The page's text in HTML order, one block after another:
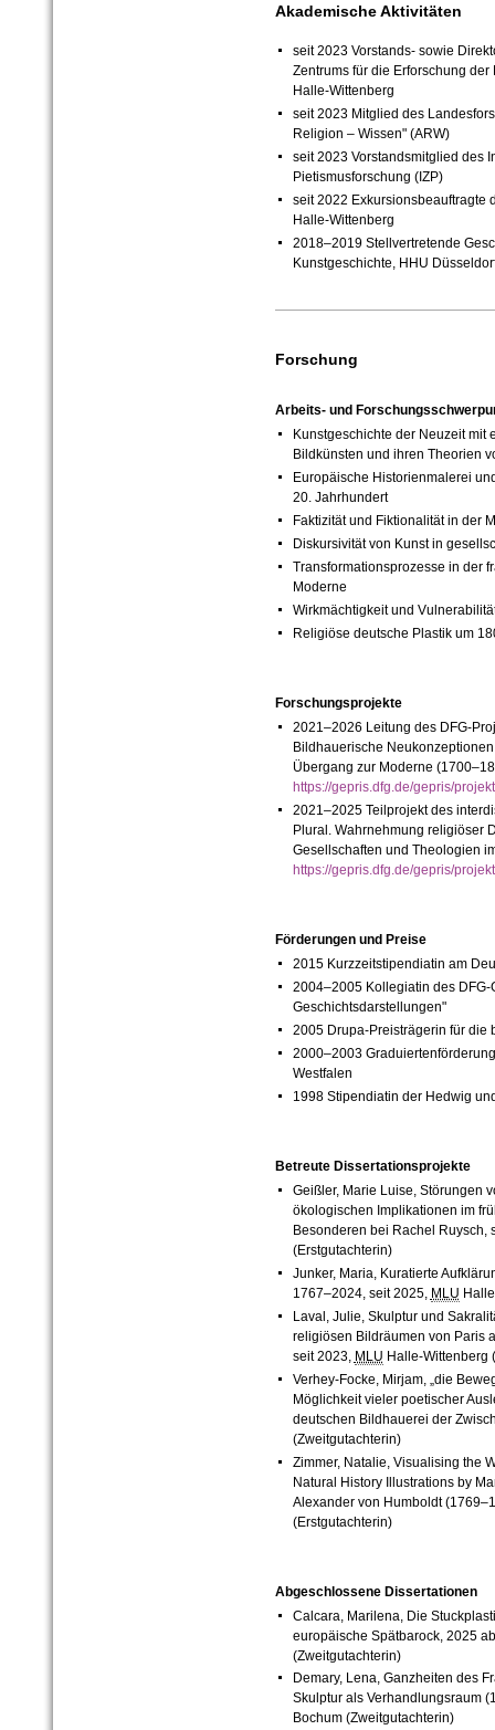
Akademische Aktivitäten
seit 2023 Vorstands- sowie
Zentrums für die Erforschung
Halle-Wittenberg
seit 2023 Mitglied des
Religion – Wissen" (ARW)
seit 2023 Vorstandsmitglied des
Pietismusforschung (IZP)
seit 2022 Exkursionsbeauftragte
Halle-Wittenberg
2018–2019 Stellvertretende
Kunstgeschichte, HHU
Forschung
Arbeits- und
Kunstgeschichte der Neuzeit
Bildkünsten und ihren Theorien
Europäische Historienmalerei
20. Jahrhundert
Faktizität und Fiktionalität in der
Diskursivität von Kunst in
Transformationsprozesse in der
Moderne
Wirkmächtigkeit und
Religiöse deutsche Plastik um
Forschungsprojekte
2021–2026 Leitung des DFG-
Bildhauerische
Übergang zur Moderne
https://gepris.dfg.de/gepris/
2021–2025 Teilprojekt des
Plural. Wahrnehmung religiöser
Gesellschaften und Theologien
https://gepris.dfg.de/gepris/
Förderungen und Preise
2015 Kurzzeitstipendiatin am
2004–2005 Kollegiatin des
Geschichtsdarstellungen"
2005 Drupa-Preisträgerin für die
2000–2003
Westfalen
1998 Stipendiatin der Hedwig
Betreute Dissertationsprojekte
Geißler, Marie Luise, Störungen
ökologischen Implikationen im
Besonderen bei Rachel Ruysch,
(Erstgutachterin)
Junker, Maria, Kuratierte
1767–2024, seit 2025, MLU
Laval, Julie, Skulptur und
religiösen Bildräumen von Paris
seit 2023, MLU Halle-Wittenberg
Verhey-Focke, Mirjam, „die
Möglichkeit vieler poetischer
deutschen Bildhauerei der
(Zweitgutachterin)
Zimmer, Natalie, Visualising the
Natural History Illustrations by
Alexander von Humboldt
(Erstgutachterin)
Abgeschlossene Dissertationen
Calcara, Marilena, Die
europäische Spätbarock, 2025
(Zweitgutachterin)
Demary, Lena, Ganzheiten des
Skulptur als Verhandlungsraum
Bochum (Zweitgutachterin)